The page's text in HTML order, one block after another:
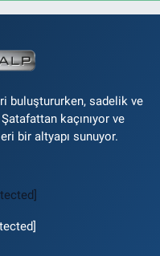
buluştururken, sadelik ve
kaçınıyor ve
bir altyapı sunuyor.